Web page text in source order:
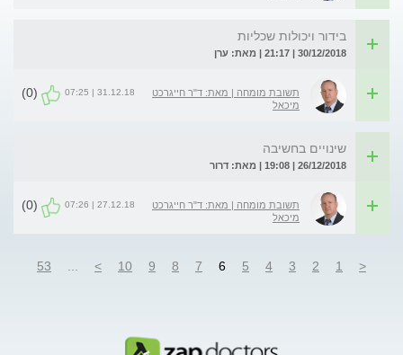
בידור ויכולות שכליות
30/12/2018 | 21:17 | מאת: ערן
תשובת מומחה | מאת: ד"ר חייגרכט
מיכאל
31.12.18 | 07:25
(0)
שינויים בחשיבה
26/12/2018 | 19:08 | מאת: דרור
תשובת מומחה | מאת: ד"ר חייגרכט
מיכאל
27.12.18 | 07:26
(0)
<
1
2
3
4
5
6
7
8
9
10
>
53